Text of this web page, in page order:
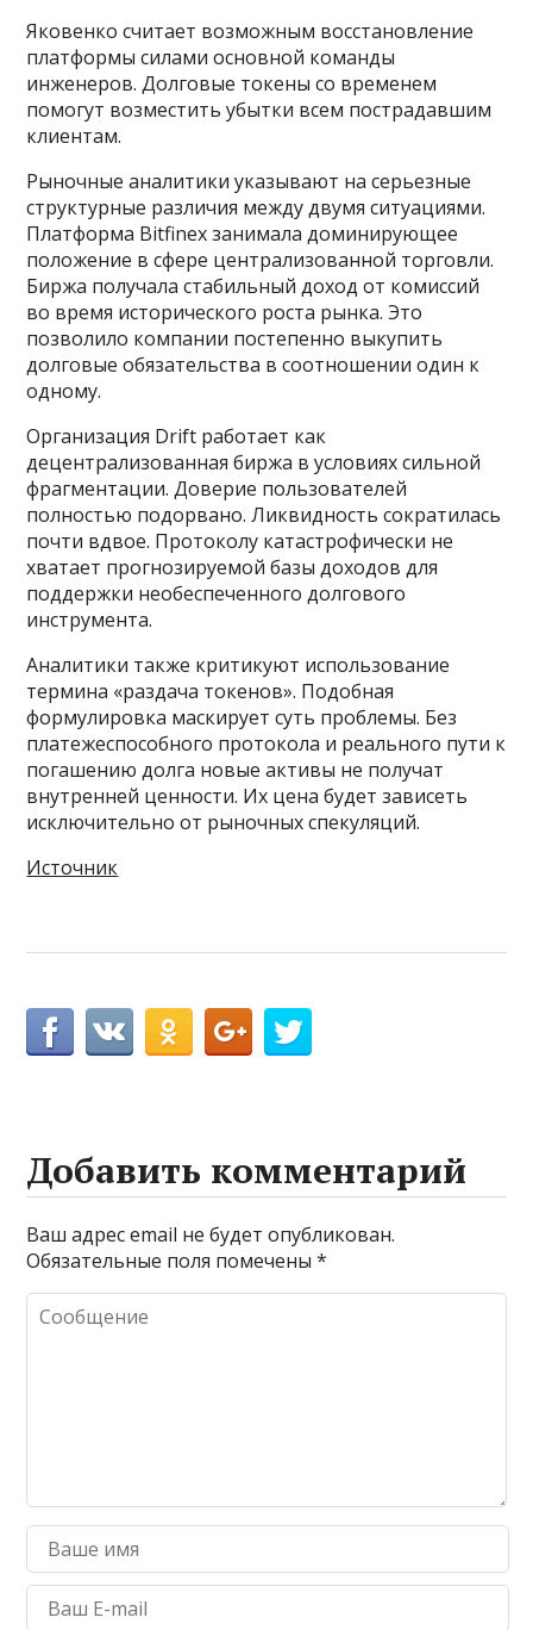
Яковенко считает возможным восстановление
платформы силами основной команды
инженеров. Долговые токены со временем
помогут возместить убытки всем пострадавшим
клиентам.
Рыночные аналитики указывают на серьезные
структурные различия между двумя ситуациями.
Платформа Bitfinex занимала доминирующее
положение в сфере централизованной торговли.
Биржа получала стабильный доход от комиссий
во время исторического роста рынка. Это
позволило компании постепенно выкупить
долговые обязательства в соотношении один к
одному.
Организация Drift работает как
децентрализованная биржа в условиях сильной
фрагментации. Доверие пользователей
полностью подорвано. Ликвидность сократилась
почти вдвое. Протоколу катастрофически не
хватает прогнозируемой базы доходов для
поддержки необеспеченного долгового
инструмента.
Аналитики также критикуют использование
термина «раздача токенов». Подобная
формулировка маскирует суть проблемы. Без
платежеспособного протокола и реального пути к
погашению долга новые активы не получат
внутренней ценности. Их цена будет зависеть
исключительно от рыночных спекуляций.
Источник
Добавить комментарий
Ваш адрес email не будет опубликован.
Обязательные поля помечены*